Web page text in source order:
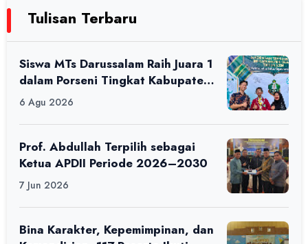
Tulisan Terbaru
Siswa MTs Darussalam Raih Juara 1
dalam Porseni Tingkat Kabupaten
6 Agu 2026
Prof. Abdullah Terpilih sebagai
Ketua APDII Periode 2026–2030
7 Jun 2026
Bina Karakter, Kepemimpinan, dan